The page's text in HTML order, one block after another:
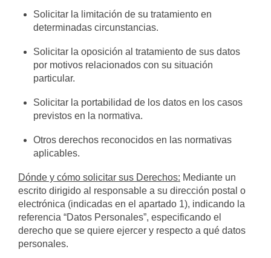
Solicitar la limitación de su tratamiento en
determinadas circunstancias.
Solicitar la oposición al tratamiento de sus datos
por motivos relacionados con su situación
particular.
Solicitar la portabilidad de los datos en los casos
previstos en la normativa.
Otros derechos reconocidos en las normativas
aplicables.
Dónde y cómo solicitar sus Derechos: Mediante un
escrito dirigido al responsable a su dirección postal o
electrónica (indicadas en el apartado 1), indicando la
referencia “Datos Personales”, especificando el
derecho que se quiere ejercer y respecto a qué datos
personales.